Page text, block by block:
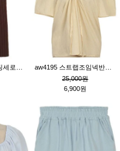
25,000원
6,900원